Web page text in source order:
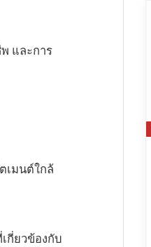
และการ
เมนต์ใกล้
กี่ยวข้องกับ